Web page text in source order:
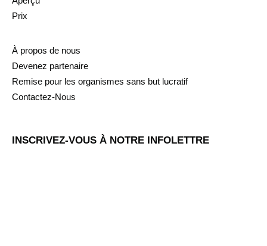
Prix
À propos de nous
Devenez partenaire
Remise pour les organismes sans but lucratif
Contactez-Nous
INSCRIVEZ-VOUS À NOTRE INFOLETTRE